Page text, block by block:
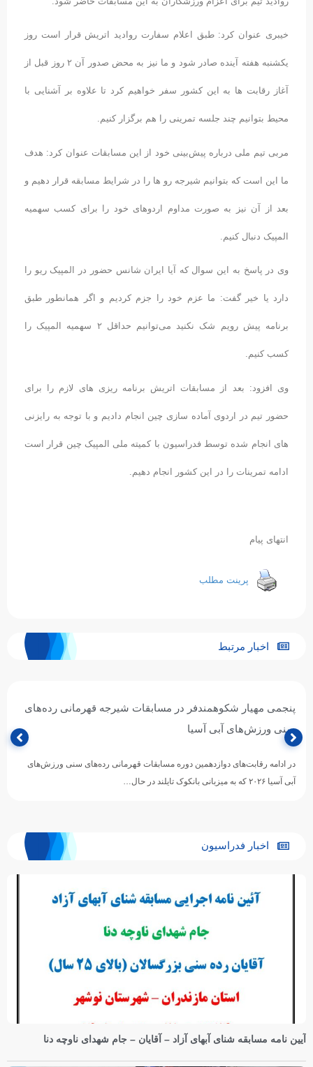
خیبری عنوان کرد: طبق اعلام سفارت روادید اتریش قرار است روز
یکشنبه هفته آینده صادر شود و ما نیز به محض صدور آن ۲ روز قبل از
آغاز رقابت ها به این کشور سفر خواهیم کرد تا علاوه بر آشنایی با
محیط بتوانیم چند جلسه تمرینی را هم برگزار کنیم.
مربی تیم ملی درباره پیش‌بینی خود از این مسابقات عنوان کرد: هدف
ما این است که بتوانیم شیرجه رو ها را در شرایط مسابقه قرار دهیم و
بعد از آن نیز به صورت مداوم اردوهای خود را برای کسب سهمیه
المپیک دنبال کنیم.
وی در پاسخ به این سوال که آیا ایران شانس حضور در المپیک ریو را
دارد یا خیر گفت: ما عزم خود را جزم کردیم و اگر همانطور طبق
برنامه پیش رویم شک نکنید می‌توانیم حداقل ۲ سهمیه المپیک را
کسب کنیم.
وی افزود: بعد از مسابقات اتریش برنامه ریزی های لازم را برای
حضور تیم در اردوی آماده سازی چین انجام دادیم و با توجه به رایزنی
های انجام شده توسط فدراسیون با کمیته ملی المپیک چین قرار است
ادامه تمرینات را در این کشور انجام دهیم.
انتهای پیام
پرینت مطلب
اخبار مرتبط
پنجمی مهیار شکوهمندفر در مسابقات شیرجه قهرمانی رده‌های
سنی ورزش‌های آبی آسیا
در ادامه رقابت‌های دوازدهمین دوره مسابقات قهرمانی رده‌های سنی ورزش‌های
آبی آسیا ۲۰۲۶ که به میزبانی بانکوک تایلند در حال…
اخبار فدراسیون
آیین نامه مسابقه شنای آبهای آزاد – آقایان – جام شهدای ناوچه دنا